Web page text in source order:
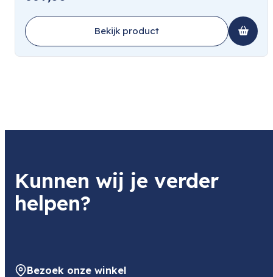
Bekijk product
Kunnen wij je verder
helpen?
Bezoek onze winkel